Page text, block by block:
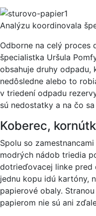
Analýzu koordinovala
Odborne na celý proces
špecialistka Uršula
obsahuje druhy odpadu,
nedôsledne alebo to
v triedení odpadu
sú nedostatky a na čo
Koberec,
Spolu so
modrých nádob triedia
dotrieďovacej linke pred
jednu kopu idú kartóny,
papierové obaly.
papierom nie sú ani